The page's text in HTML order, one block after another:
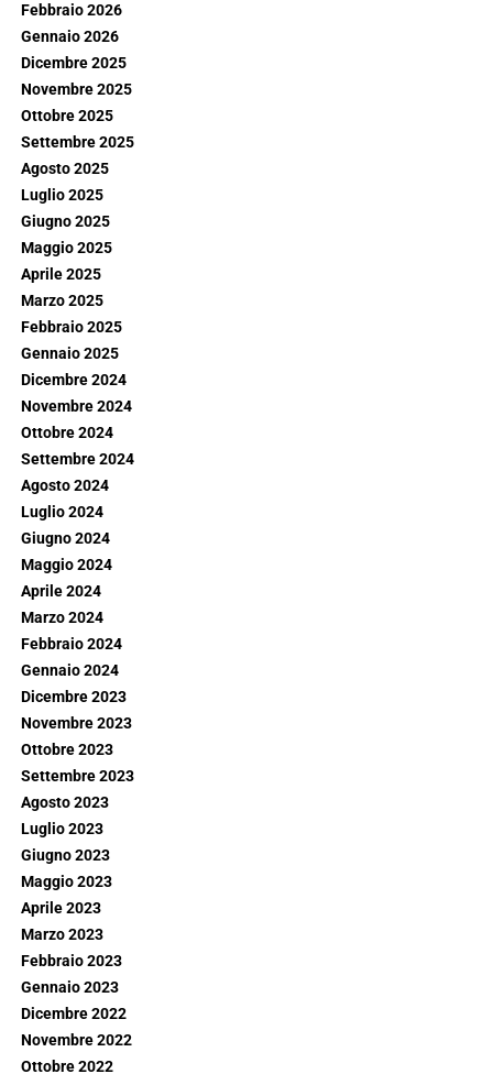
Febbraio 2026
Gennaio 2026
Dicembre 2025
Novembre 2025
Ottobre 2025
Settembre 2025
Agosto 2025
Luglio 2025
Giugno 2025
Maggio 2025
Aprile 2025
Marzo 2025
Febbraio 2025
Gennaio 2025
Dicembre 2024
Novembre 2024
Ottobre 2024
Settembre 2024
Agosto 2024
Luglio 2024
Giugno 2024
Maggio 2024
Aprile 2024
Marzo 2024
Febbraio 2024
Gennaio 2024
Dicembre 2023
Novembre 2023
Ottobre 2023
Settembre 2023
Agosto 2023
Luglio 2023
Giugno 2023
Maggio 2023
Aprile 2023
Marzo 2023
Febbraio 2023
Gennaio 2023
Dicembre 2022
Novembre 2022
Ottobre 2022